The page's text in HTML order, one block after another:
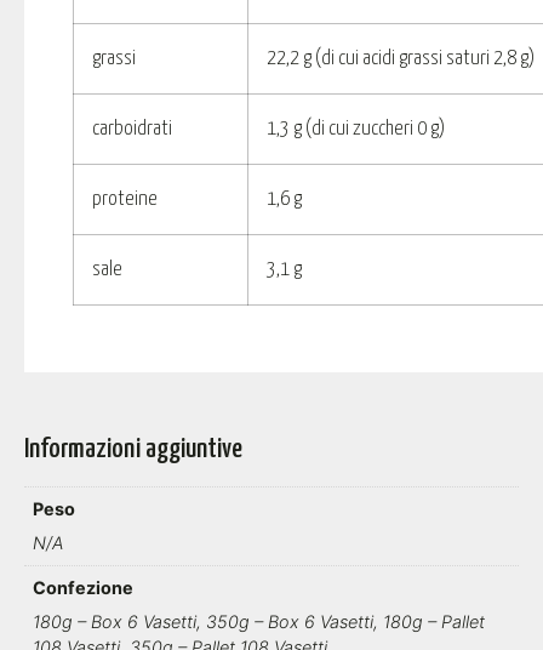
grassi 22,2 g (di cui acidi grassi saturi 2,8 g)
carboidrati 1,3 g (di cui zuccheri 0 g)
proteine 1,6 g
sale 3,1 g
Informazioni aggiuntive
Peso
N/A
Confezione
180g – Box 6 Vasetti, 350g – Box 6 Vasetti, 180g – Pallet